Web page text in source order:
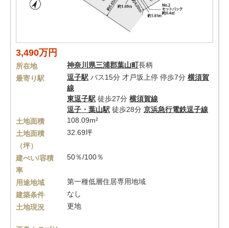
3,490万円
所在地 神奈川県三浦郡葉山町長柄
最寄り駅
逗子駅 バス15分 才戸坂上停 停歩7分 横須賀
線
東逗子駅 徒歩27分 横須賀線
逗子・葉山駅 徒歩28分 京浜急行電鉄逗子線
土地面積
108.09m²
土地面積
（坪）
32.69坪
建ぺい/容積
率
50％/100％
用途地域
第一種低層住居専用地域
建築条件
なし
土地現況
更地